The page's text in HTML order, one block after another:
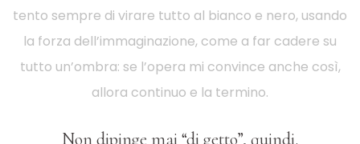
tento sempre di virare tutto al bianco e nero, usando
la forza dell’immaginazione, come a far cadere su
tutto un’ombra: se l’opera mi convince anche così,
allora continuo e la termino.
Non dipinge mai “di getto”, quindi.